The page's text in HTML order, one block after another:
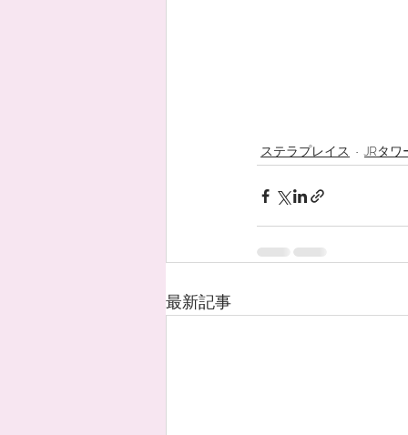
ステラプレイス JRタワ
最新記事